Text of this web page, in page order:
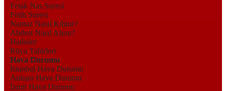
Felak Nas Suresi
Fetih Suresi
Namaz Nasıl Kılınır?
Abdest Nasıl Alınır?
Hadisler
Rüya Tabirleri
Hava Durumu
İstanbul Hava Durumu
Ankara Hava Durumu
İzmir Hava Durumu